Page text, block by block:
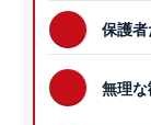
保護
無理